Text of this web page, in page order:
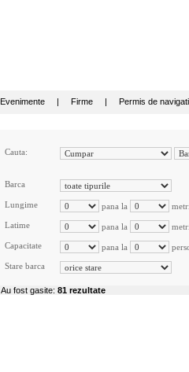
Evenimente | Firme | Permis de
Cauta:
Barca
Lungime pana la
Latime
pana la
Capacitate
pana la
Stare barca
Au fost gasite: 81 rezultate